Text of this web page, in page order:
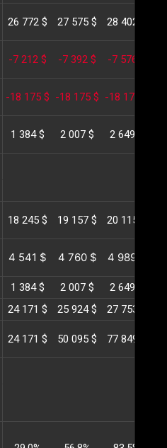
26 772 $ 27 575 $ 28 402 $
-7 212 $ -7 392 $ -7 576 $
-18 175 $ -18 175 $ -18 175 $
1 384 $ 2 007 $ 2 649 $
18 245 $ 19 157 $ 20 115 $
4 541 $ 4 760 $ 4 989 $
1 384 $ 2 007 $ 2 649 $
24 171 $ 25 924 $ 27 753 $
24 171 $ 50 095 $ 77 849 $